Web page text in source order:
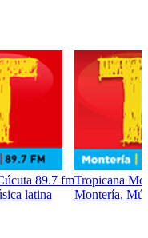
89.7 fm
latina
Tropicana
Montería,